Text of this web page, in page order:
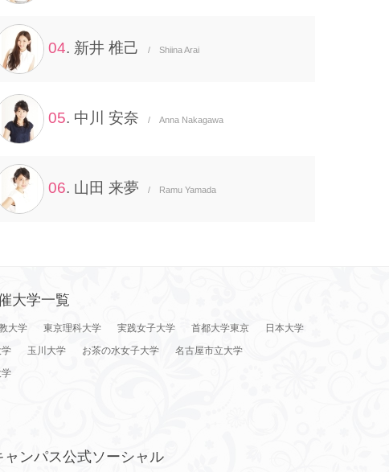
04. 新井 椎己 / Shiina Arai
05. 中川 安奈 / Anna Nakagawa
06. 山田 来夢 / Ramu Yamada
大学一覧
大学 東京理科大学 実践女子大学 首都大学東京
日本大学
学 玉川大学 お茶の水女子大学
名古屋市立大学
ャンパス公式ソーシャル